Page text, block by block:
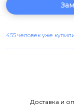
455 человек уже
Доставка и